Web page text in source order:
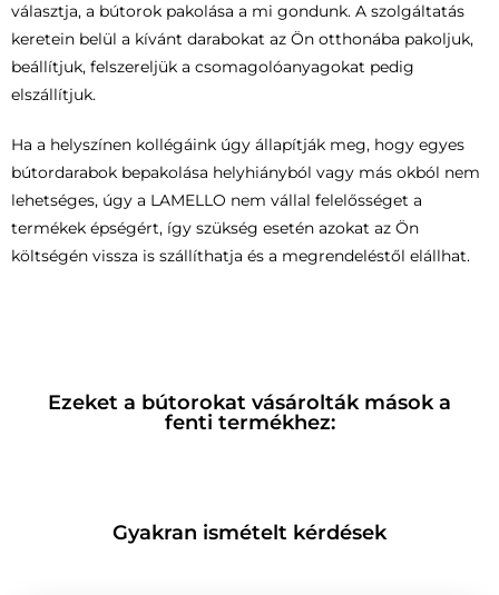
választja, a bútorok pakolása a mi gondunk. A szolgáltatás
keretein belül a kívánt darabokat az Ön otthonába pakoljuk,
beállítjuk, felszereljük a csomagolóanyagokat pedig
elszállítjuk.
Ha a helyszínen kollégáink úgy állapítják meg, hogy egyes
bútordarabok bepakolása helyhiányból vagy más okból nem
lehetséges, úgy a LAMELLO nem vállal felelősséget a
termékek épségért, így szükség esetén azokat az Ön
költségén vissza is szállíthatja és a megrendeléstől elállhat.
Ezeket a bútorokat vásárolták mások a
fenti termékhez:
Gyakran ismételt kérdések